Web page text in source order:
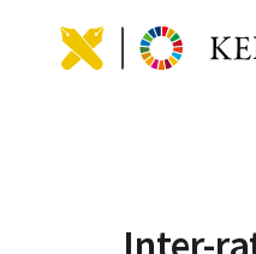
Inter-